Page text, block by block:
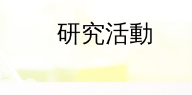
研究活動